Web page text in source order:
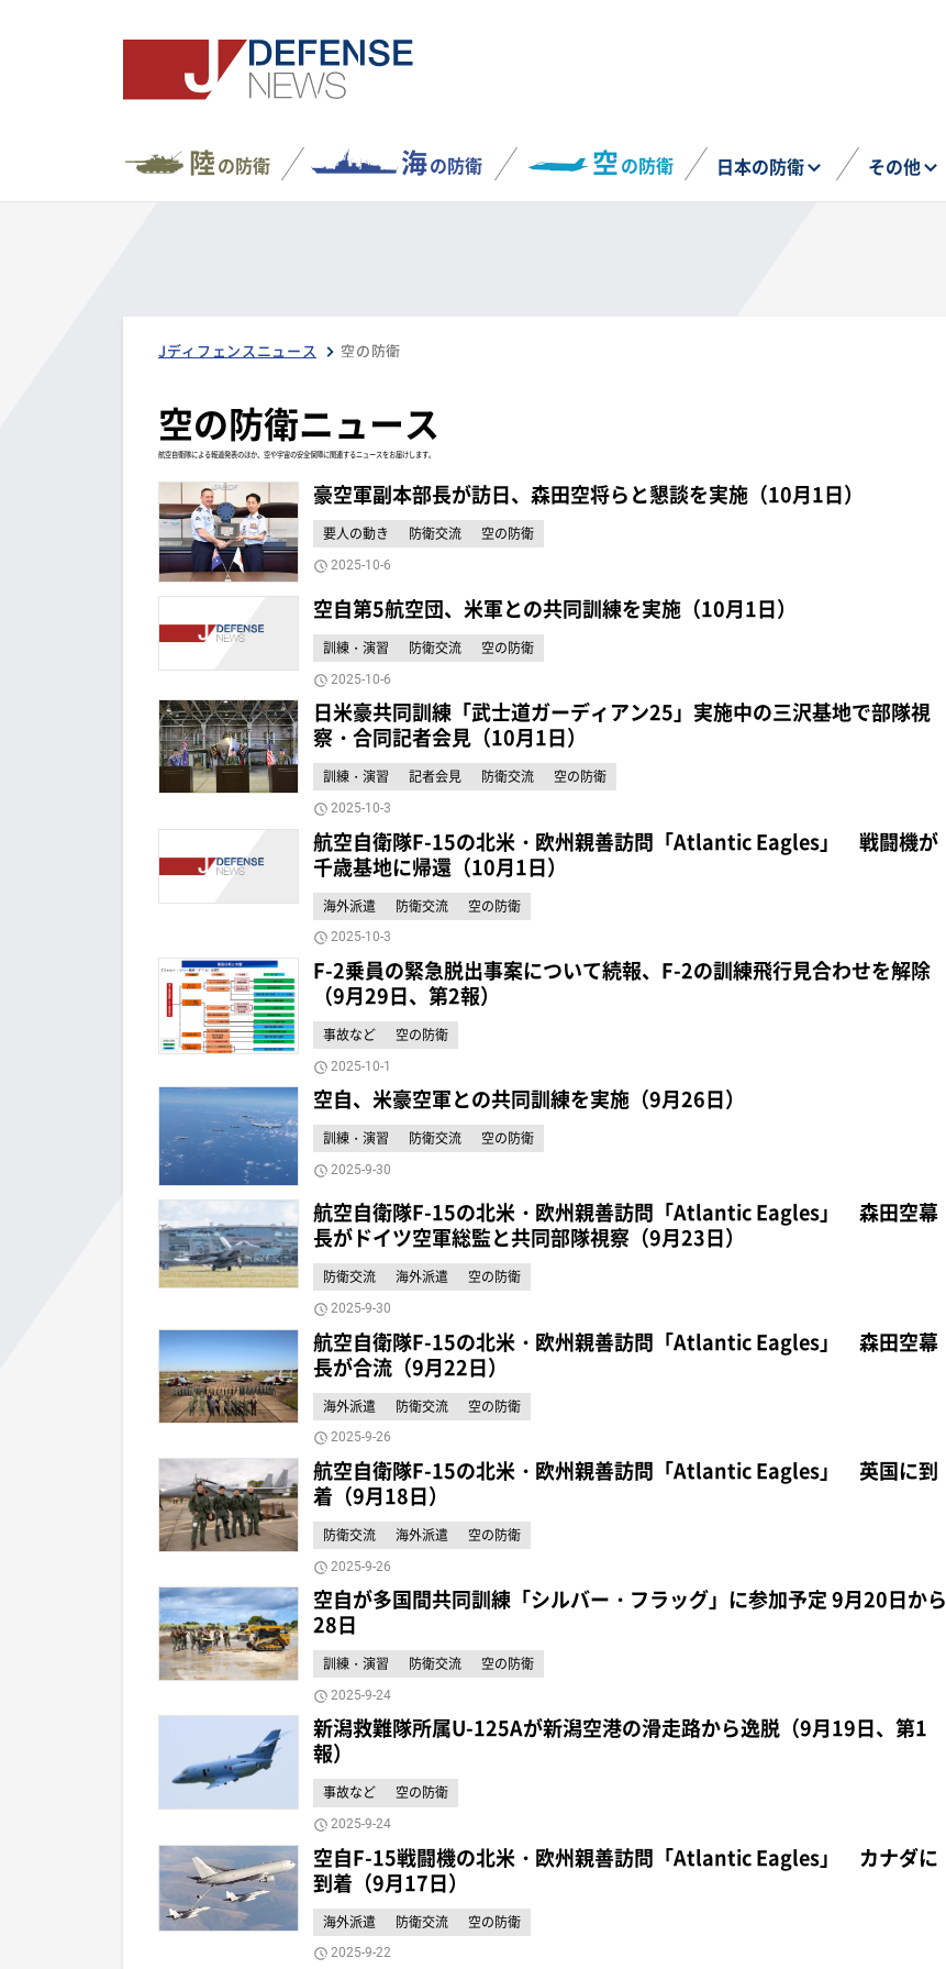
陸の防衛 海の防衛 空の防衛 日本の防衛 その他
Jディフェンスニュース 空の防衛
空の防衛ニュース
航空自衛隊による報道発表のほか、空や宇宙の安全保障に関連するニュースをお届けします。
豪空軍副本部長が訪日、森田空将らと懇談を実施（10月1日）
要人の動き 防衛交流 空の防衛
2025-10-6
空自第5航空団、米軍との共同訓練を実施（10月1日）
訓練・演習 防衛交流 空の防衛
2025-10-6
日米豪共同訓練「武士道ガーディアン25」実施中の三沢基地で部隊視
察・合同記者会見（10月1日）
訓練・演習 記者会見 防衛交流 空の防衛
2025-10-3
航空自衛隊F-15の北米・欧州親善訪問「Atlantic Eagles」 戦闘機が
千歳基地に帰還（10月1日）
海外派遣 防衛交流 空の防衛
2025-10-3
F-2乗員の緊急脱出事案について続報、F-2の訓練飛行見合わせを解除
（9月29日、第2報）
事故など 空の防衛
2025-10-1
空自、米豪空軍との共同訓練を実施（9月26日）
訓練・演習 防衛交流 空の防衛
2025-9-30
航空自衛隊F-15の北米・欧州親善訪問「Atlantic Eagles」 森田空幕
長がドイツ空軍総監と共同部隊視察（9月23日）
防衛交流 海外派遣 空の防衛
2025-9-30
航空自衛隊F-15の北米・欧州親善訪問「Atlantic Eagles」 森田空幕
長が合流（9月22日）
海外派遣 防衛交流 空の防衛
2025-9-26
航空自衛隊F-15の北米・欧州親善訪問「Atlantic Eagles」 英国に到
着（9月18日）
防衛交流 海外派遣 空の防衛
2025-9-26
空自が多国間共同訓練「シルバー・フラッグ」に参加予定 9月20日から
28日
訓練・演習 防衛交流 空の防衛
2025-9-24
新潟救難隊所属U-125Aが新潟空港の滑走路から逸脱（9月19日、第1
報）
事故など 空の防衛
2025-9-24
空自F-15戦闘機の北米・欧州親善訪問「Atlantic Eagles」 カナダに
到着（9月17日）
海外派遣 防衛交流 空の防衛
2025-9-22